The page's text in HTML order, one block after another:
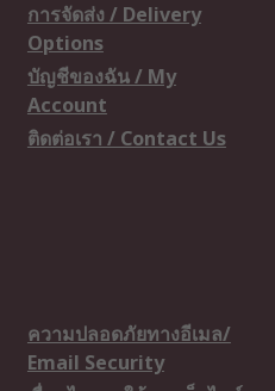
การจัดส่ง / Delivery
Options
บัญชีของฉัน / My
Account
ติดต่อเรา / Contact Us
ความปลอดภัยทางอีเมล/
Email Security